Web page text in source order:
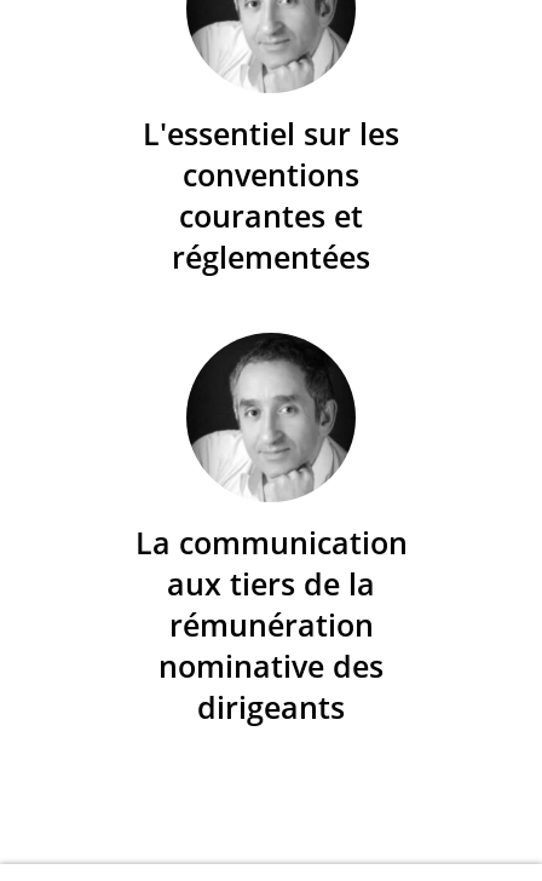
L'essentiel sur les
conventions
courantes et
réglementées
La communication
aux tiers de la
rémunération
nominative des
dirigeants